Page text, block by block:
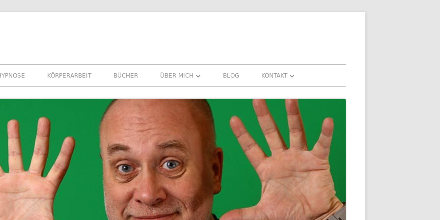
KÖRPERARBEIT BÜCHER ÜBER MICH
REFERENZEN ERFAHRUNGEN UND
NEWSLETTER
BLOG KONTAKT
DOWNLOADS
FAQ
DATENSCHUTZ
IMPRESSUM